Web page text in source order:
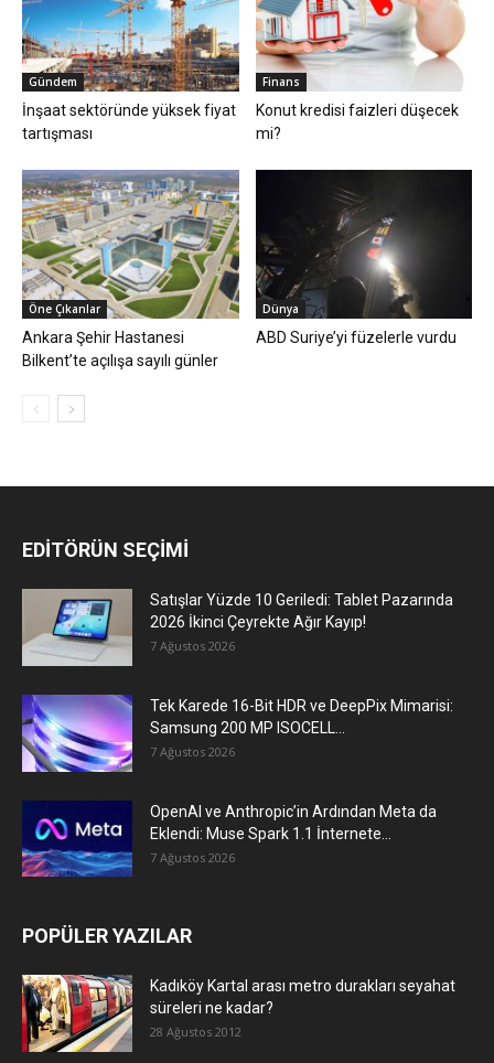
Gündem
İnşaat sektöründe yüksek fiyat
tartışması
Finans
Konut kredisi faizleri düşecek
mi?
Öne Çıkanlar
Ankara Şehir Hastanesi
Bilkent’te açılışa sayılı günler
Dünya
ABD Suriye’yi füzelerle vurdu
EDİTÖRÜN SEÇİMİ
Satışlar Yüzde 10 Geriledi: Tablet Pazarında
2026 İkinci Çeyrekte Ağır Kayıp!
7 Ağustos 2026
Tek Karede 16-Bit HDR ve DeepPix Mimarisi:
Samsung 200 MP ISOCELL...
7 Ağustos 2026
OpenAI ve Anthropic’in Ardından Meta da
Eklendi: Muse Spark 1.1 İnternete...
7 Ağustos 2026
POPÜLER YAZILAR
Kadıköy Kartal arası metro durakları seyahat
süreleri ne kadar?
28 Ağustos 2012